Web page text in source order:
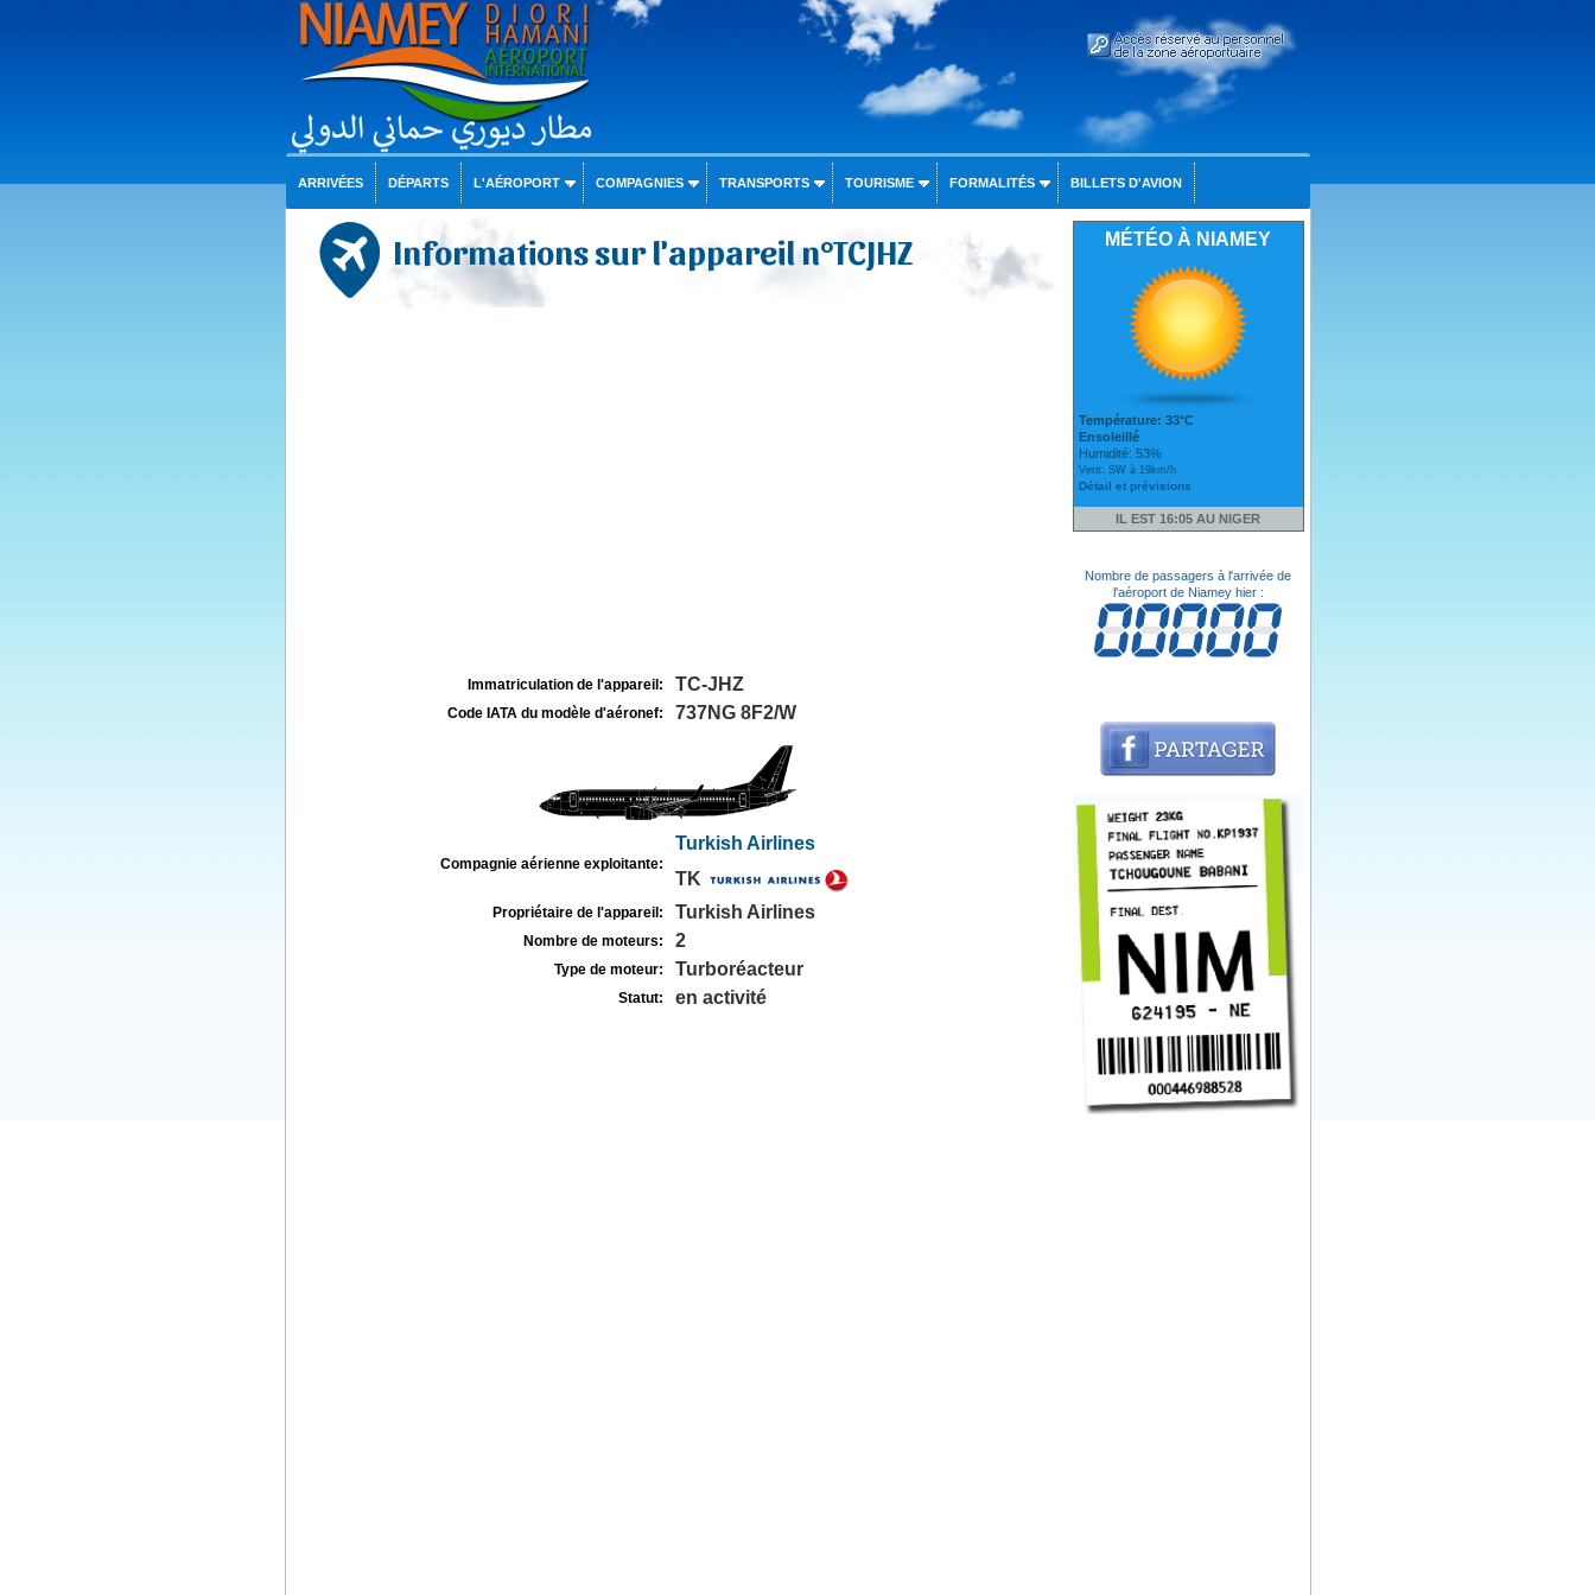
ARRIVÉES DÉPARTS L'AÉROPORT COMPAGNIES TRANSPORTS TOURISME FORMALITÉS BILLETS D'AVION
Informations sur l'appareil n°TCJHZ
Immatriculation de l'appareil: TC-JHZ
Code IATA du modèle d'aéronef: 737NG 8F2/W
Compagnie aérienne exploitante:
Turkish Airlines
TK
Propriétaire de l'appareil: Turkish Airlines
Nombre de moteurs: 2
Type de moteur: Turboréacteur
Statut: en activité
MÉTÉO À NIAMEY
Température: 33°C
Ensoleillé
Humidité: 53%
Vent: SW à 19km/h
Détail et prévisions
IL EST 16:05 AU NIGER
Nombre de passagers à l'arrivée de
l'aéroport de Niamey hier :